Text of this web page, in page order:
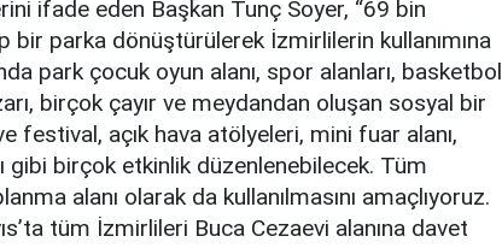
ifade eden Başkan Tunç Soyer, “69 bin
bir parka dönüştürülerek İzmirlilerin kullanımına
park çocuk oyun alanı, spor alanları, basketbol
birçok çayır ve meydandan oluşan sosyal bir
festival, açık hava atölyeleri, mini fuar alanı,
gibi birçok etkinlik düzenlenebilecek. Tüm
alanı olarak da kullanılmasını amaçlıyoruz.
tüm İzmirlileri Buca Cezaevi alanına davet